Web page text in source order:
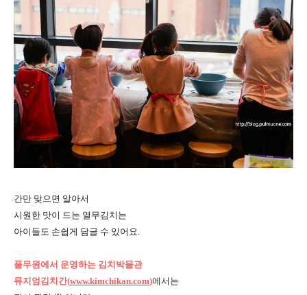
간만 맞으면 알아서
시원한 맛이 드는 열무김치는
아이들도 손쉽게 담글 수 있어요.
풀무원에서 운영하는 김치박물관
뮤지엄김치간(www.kimchikan.com)에서는